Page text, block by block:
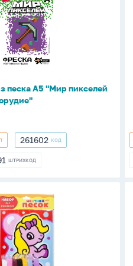
песка А5 "Мир пикселей
261602
261602 КОД
ШТРИХКОД